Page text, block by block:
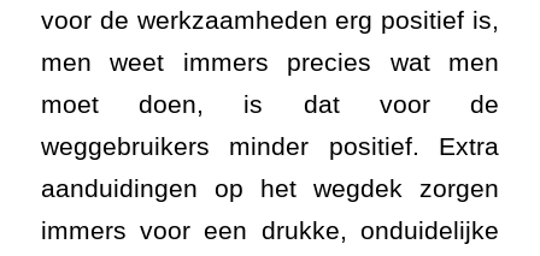
voor de werkzaamheden erg positief is,
men weet immers precies wat men
moet doen, is dat voor de
weggebruikers minder positief. Extra
aanduidingen op het wegdek zorgen
immers voor een drukke, onduidelijke